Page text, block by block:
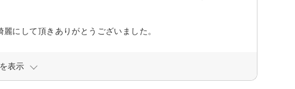
にして頂きありがとうございました。
表示